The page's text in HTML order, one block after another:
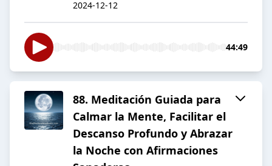
2024-12-12
44:49
88. Meditación Guiada para
Calmar la Mente, Facilitar el
Descanso Profundo y Abrazar
la Noche con Afirmaciones